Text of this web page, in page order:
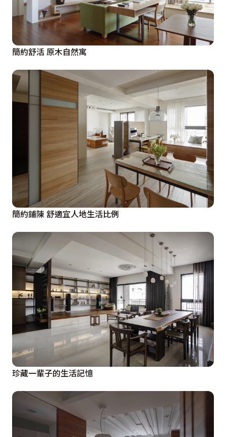
簡約舒活 原木自然寓
簡約鋪陳 舒適宜人地生活比例
珍藏一輩子的生活記憶